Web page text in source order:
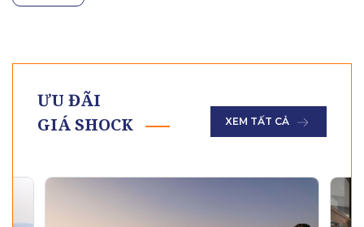
ƯU ĐÃI
GIÁ SHOCK
XEM TẤT CẢ